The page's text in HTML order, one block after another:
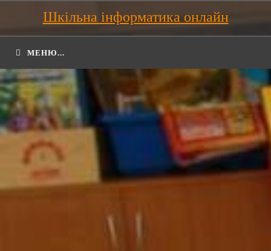
Шкільна інформатика онлайн
МЕНЮ...